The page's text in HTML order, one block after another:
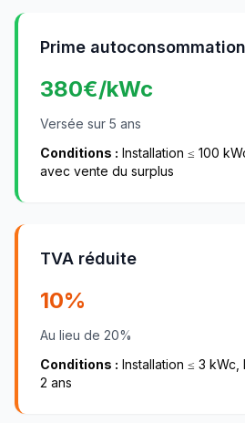
Prime autoconsommation
380€/kWc
Versée sur 5 ans
Conditions : Installation ≤ 100
avec vente du surplus
TVA réduite
10%
Au lieu de 20%
Conditions : Installation ≤ 3
2 ans